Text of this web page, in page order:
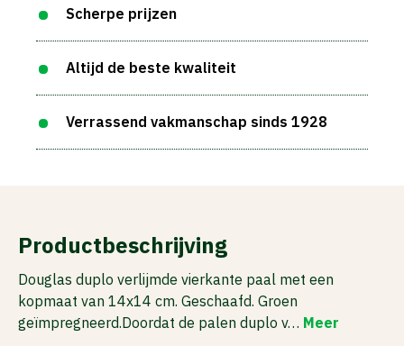
Scherpe prijzen
Altijd de beste kwaliteit
Verrassend vakmanschap sinds 1928
Productbeschrijving
Douglas duplo verlijmde vierkante paal met een
kopmaat van 14x14 cm. Geschaafd. Groen
geïmpregneerd.Doordat de palen duplo v… Meer